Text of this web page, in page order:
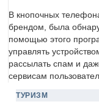
В кнопочных
брендом, была
помощью этого
управлять
рассылать спам и
сервисам
ТУРИЗМ